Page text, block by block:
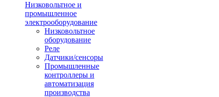
Низковольтное и
промышленное
электрооборудование
Низковольтное
оборудование
Реле
Датчики/сенсоры
Промышленные
контроллеры и
автоматизация
производства